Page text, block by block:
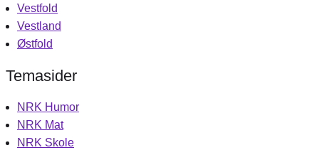
Vestfold
Vestland
Østfold
Temasider
NRK Humor
NRK Mat
NRK Skole